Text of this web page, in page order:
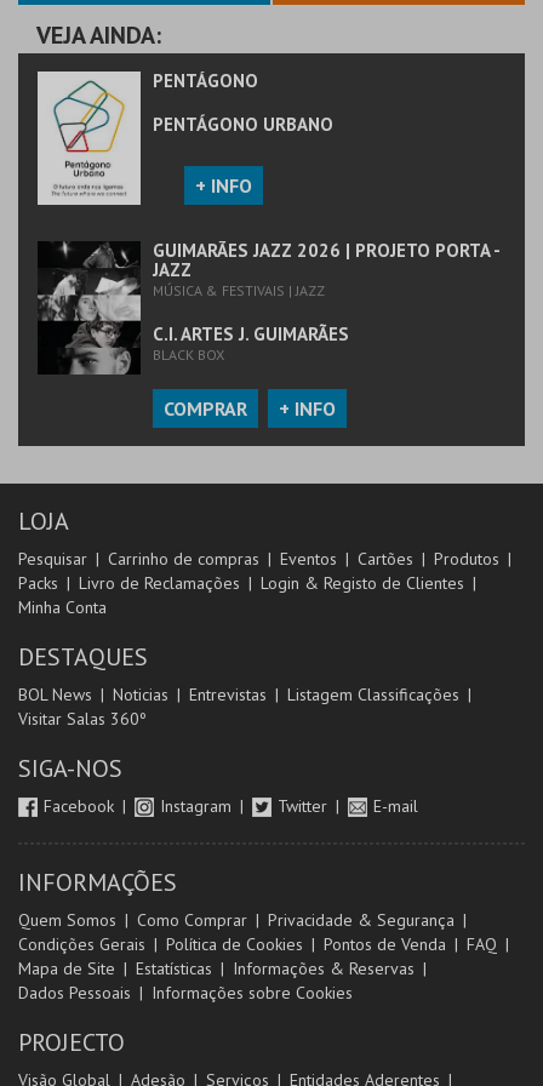
COMPRAR
VEJA AINDA:
PENTÁGONO
PENTÁGONO URBANO
+ INFO
GUIMARÃES JAZZ 2026 | PROJETO PORTA -
JAZZ
MÚSICA & FESTIVAIS | JAZZ
C.I. ARTES J. GUIMARÃES
BLACK BOX
COMPRAR + INFO
LOJA
Pesquisar Carrinho de compras Eventos Cartões
Produtos
Packs
Livro de Reclamações
Login & Registo de Clientes
Minha Conta
DESTAQUES
BOL News Noticias Entrevistas
Listagem Classificações
Visitar Salas 360º
SIGA-NOS
Facebook Instagram Twitter E-mail
INFORMAÇÕES
Quem Somos Como Comprar
Privacidade & Segurança
Condições Gerais
Política de Cookies Pontos de Venda
FAQ
Mapa de Site
Estatísticas
Informações & Reservas
Dados Pessoais
Informações sobre Cookies
PROJECTO
Visão Global Adesão Serviços Entidades Aderentes